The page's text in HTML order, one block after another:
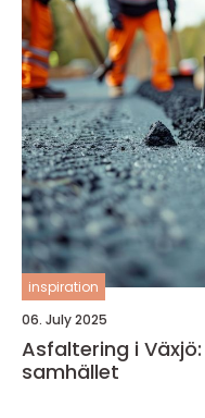
inspiration
06. July 2025
Asfaltering i
samhället